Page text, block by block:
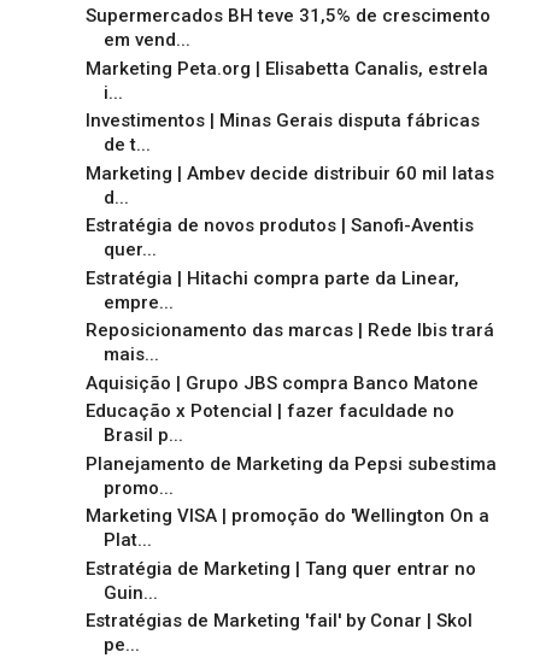
Supermercados BH teve 31,5% de crescimento
em vend...
Marketing Peta.org | Elisabetta Canalis, estrela
i...
Investimentos | Minas Gerais disputa fábricas
de t...
Marketing | Ambev decide distribuir 60 mil latas
d...
Estratégia de novos produtos | Sanofi-Aventis
quer...
Estratégia | Hitachi compra parte da Linear,
empre...
Reposicionamento das marcas | Rede Ibis trará
mais...
Aquisição | Grupo JBS compra Banco Matone
Educação x Potencial | fazer faculdade no
Brasil p...
Planejamento de Marketing da Pepsi subestima
promo...
Marketing VISA | promoção do 'Wellington On a
Plat...
Estratégia de Marketing | Tang quer entrar no
Guin...
Estratégias de Marketing 'fail' by Conar | Skol
pe...